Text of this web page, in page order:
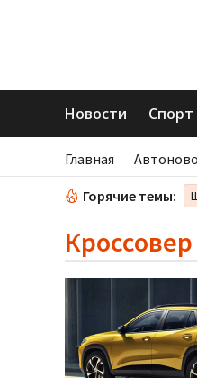
Новости Спорт
Главная
Горячие темы:
Кроссовер